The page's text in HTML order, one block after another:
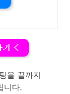
을 끝까지
니다.